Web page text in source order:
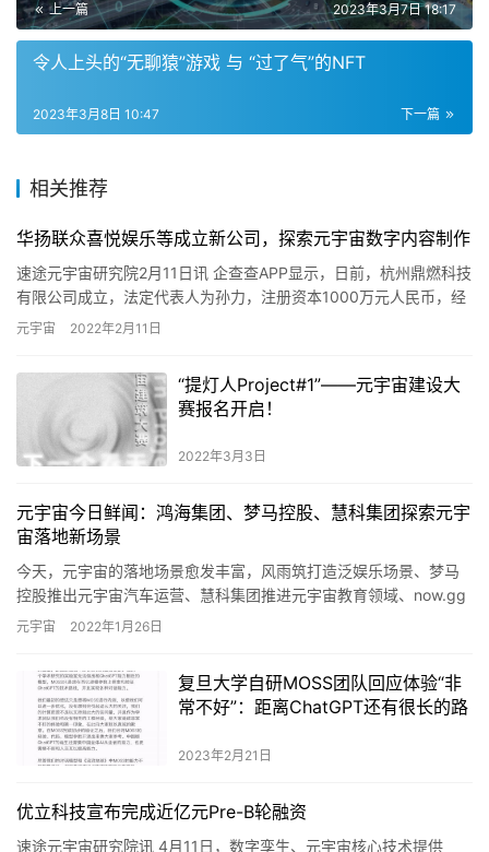
上一篇 2023年3月7日 18:17
令人上头的“无聊猿”游戏 与 “过了气”的NFT
下一篇
2023年3月8日 10:47
相关推荐
华扬联众喜悦娱乐等成立新公司，探索元宇宙数字内容制作
速途元宇宙研究院2月11日讯 企查查APP显示，日前，杭州鼎燃科技
有限公司成立，法定代表人为孙力，注册资本1000万元人民币，经
营范围包含：互联网游戏服务；软件开发；物联网技术服务…
元宇宙 2022年2月11日
“提灯人Project#1”——元宇宙建设大
赛报名开启！
2022年3月3日
元宇宙今日鲜闻：鸿海集团、梦马控股、慧科集团探索元宇
宙落地新场景
今天，元宇宙的落地场景愈发丰富，风雨筑打造泛娱乐场景、梦马
控股推出元宇宙汽车运营、慧科集团推进元宇宙教育领域、now.gg
进军手游元宇宙、鸿海集团以平台方式打造元宇宙等等。接下来，…
元宇宙 2022年1月26日
复旦大学自研MOSS团队回应体验“非
常不好”：距离ChatGPT还有很长的路
2023年2月21日
优立科技宣布完成近亿元Pre-B轮融资
速途元宇宙研究院讯 4月11日，数字孪生、元宇宙核心技术提供